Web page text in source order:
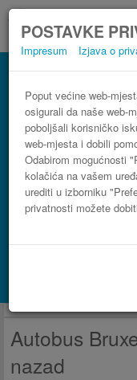
POSTAVKE
Impresum Izjava o
Poput većine web-
osigurali da naše web-
poboljšali korisničko
web-mjesta i dobili
Odabirom mogućnosti
kolačića na vašem
urediti u izborniku
privatnosti možete
Autobus
3 koraka do
Potraži
Autobus
nazad